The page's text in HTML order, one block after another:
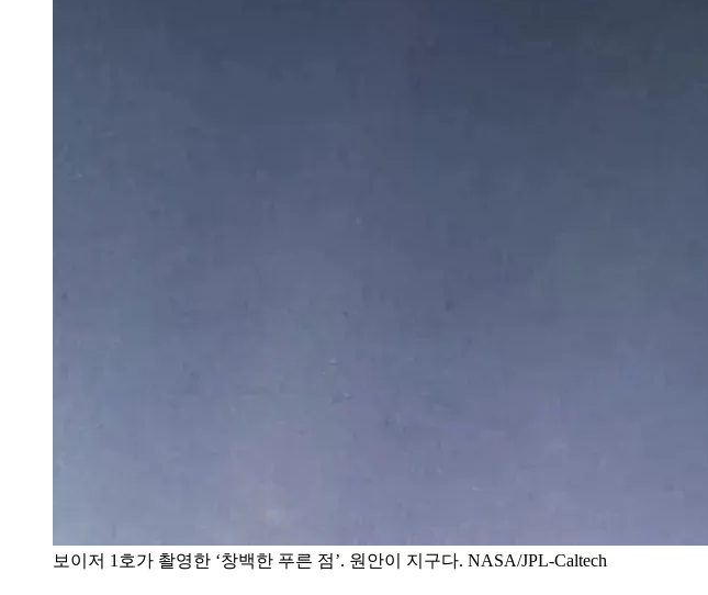
보이저 1호가 촬영한 ‘창백한 푸른 점’. 원안이 지구다. NASA/JPL-Caltech